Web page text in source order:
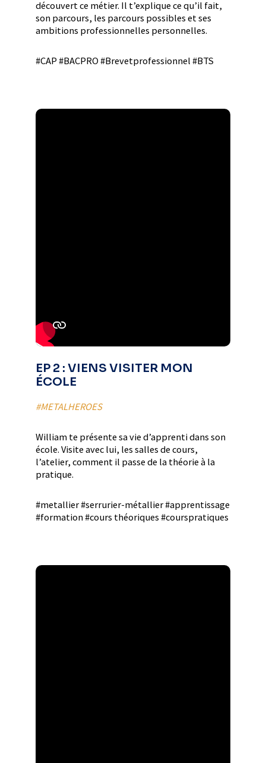
découvert ce métier. Il t’explique ce qu’il fait,
son parcours, les parcours possibles et ses
ambitions professionnelles personnelles.
#CAP #BACPRO #Brevetprofessionnel #BTS
EP 2 : VIENS VISITER MON
ÉCOLE
#METALHEROES
William te présente sa vie d’apprenti dans son
école. Visite avec lui, les salles de cours,
l’atelier, comment il passe de la théorie à la
pratique.
#metallier #serrurier-métallier #apprentissage
#formation #cours théoriques #courspratiques